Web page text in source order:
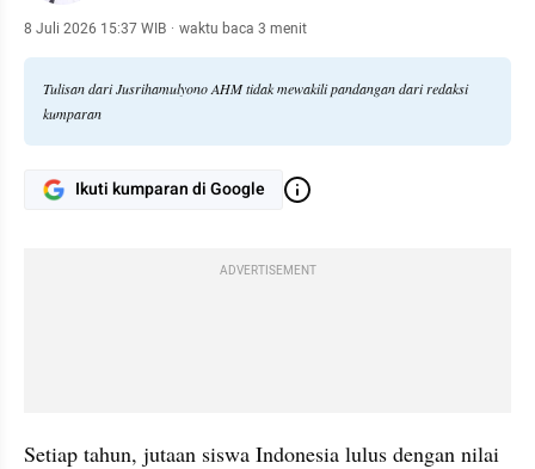
Doktoral Ilmu Hukum Univeritas Brawijaya Malang.
8 Juli 2026 15:37 WIB · waktu baca 3 menit
Tulisan dari Jusrihamulyono AHM tidak mewakili pandangan dari redaksi
kumparan
Ikuti kumparan di Google
ADVERTISEMENT
Setiap tahun, jutaan siswa Indonesia lulus dengan nilai